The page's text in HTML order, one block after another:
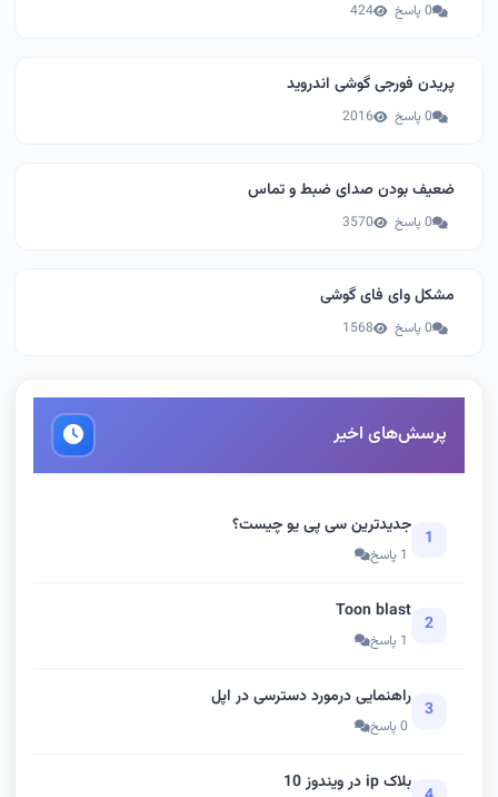
0 پاسخ 424
پریدن فورجی گوشی اندروید
0 پاسخ 2016
ضعیف بودن صدای ضبط و تماس
0 پاسخ 3570
مشکل وای فای گوشی
0 پاسخ 1568
پرسش‌های اخیر
1
جدیدترین سی پی یو چیست؟
1 پاسخ
2
Toon blast
1 پاسخ
3
راهنمایی درمورد دسترسی در اپل
0 پاسخ
بلاک ip در ویندوز 10